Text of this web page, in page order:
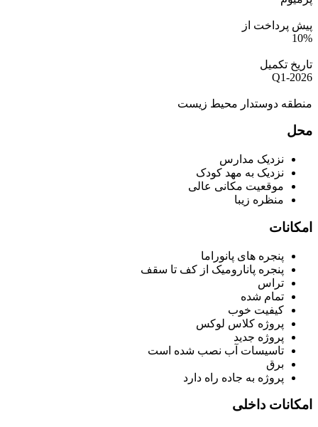
پیش پرداخت از
10%
تاریخ تکمیل
Q1-2026
منطقه دوستدار محیط زیست
محل
نزدیک مدارس
نزدیک به مهد کودک
موقعیت مکانی عالی
منظره زیبا
امکانات
پنجره های پانوراما
پنجره پانارومیک از کف تا سقف
تراس
تمام شده
کیفیت خوب
پروژه کلاس لوکس
پروژه جدید
تاسیسات آب نصب شده است
برق
پروژه به جاده راه دارد
امکانات داخلی